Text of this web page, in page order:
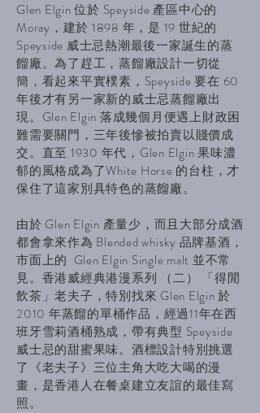
Glen Elgin 位於 Speyside 產區中心的
Moray，建於 1898 年，是 19 世紀的
Speyside 威士忌熱潮最後一家誕生的蒸
餾廠。為了趕工，蒸餾廠設計一切從
簡，看起來平實樸素，Speyside 要在 60
年後才有另一家新的威士忌蒸餾廠出
現。Glen Elgin 落成幾個月便遇上財政困
難需要關門，三年後慘被拍賣以賤價成
交。直至 1930 年代，Glen Elgin 果味濃
郁的風格成為了White Horse 的台柱，才
保住了這家別具特色的蒸餾廠。
由於 Glen Elgin 產量少，而且大部分成酒
都會拿來作為 Blended whisky 品牌基酒，
市面上的 Glen Elgin Single malt 並不常
見。香港威經典港漫系列 （二） 「得閒
飲茶」老夫子，特別找來 Glen Elgin 於
2010 年蒸餾的單桶作品，經過11年在西
班牙雪莉酒桶熟成，帶有典型 Speyside
威士忌的甜蜜果味。酒標設計特別挑選
了《老夫子》三位主角大吃大喝的漫
畫，是香港人在餐桌建立友誼的最佳寫
照。